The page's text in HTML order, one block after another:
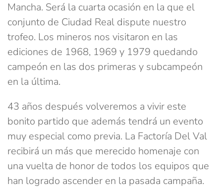
Mancha. Será la cuarta ocasión en la que el
conjunto de Ciudad Real dispute nuestro
trofeo. Los mineros nos visitaron en las
ediciones de 1968, 1969 y 1979 quedando
campeón en las dos primeras y subcampeón
en la última.
43 años después volveremos a vivir este
bonito partido que además tendrá un evento
muy especial como previa. La Factoría Del Val
recibirá un más que merecido homenaje con
una vuelta de honor de todos los equipos que
han logrado ascender en la pasada campaña.